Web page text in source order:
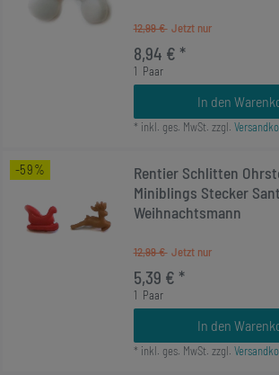
12,99 €
8,94 € *
1 Paar
In den
* inkl. ges. MwSt. zzgl.
-59%
Rentier Schlitten
Miniblings Stecker
Weihnachtsmann
12,99 €
5,39 € *
1 Paar
In den
* inkl. ges. MwSt. zzgl.